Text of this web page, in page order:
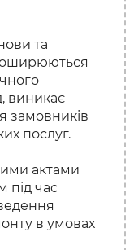
та
виникає
замовників
послуг.
актами
під час
в умовах